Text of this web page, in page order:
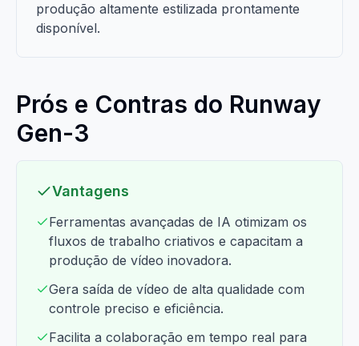
produção altamente estilizada prontamente
disponível.
Prós e Contras do Runway
Gen-3
Vantagens
Ferramentas avançadas de IA otimizam os
fluxos de trabalho criativos e capacitam a
produção de vídeo inovadora.
Gera saída de vídeo de alta qualidade com
controle preciso e eficiência.
Facilita a colaboração em tempo real para